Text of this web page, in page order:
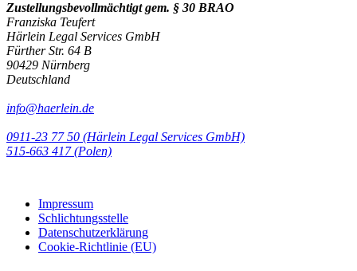
Zustellungsbevollmächtigt gem. § 30 BRAO
Franziska Teufert
Härlein Legal Services GmbH
Fürther Str. 64 B
90429 Nürnberg
Deutschland
info@haerlein.de
0911-23 77 50 (Härlein Legal Services GmbH)
‭515-663 417 (Polen)‬‬‬
Impressum
Schlichtungsstelle
Datenschutzerklärung
Cookie-Richtlinie (EU)